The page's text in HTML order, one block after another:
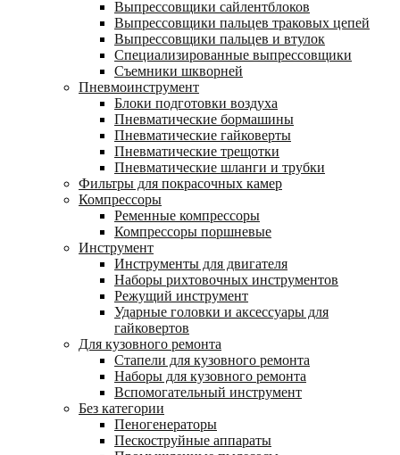
Выпрессовщики сайлентблоков
Выпрессовщики пальцев траковых цепей
Выпрессовщики пальцев и втулок
Специализированные выпрессовщики
Cъемники шкворней
Пневмоинструмент
Блоки подготовки воздуха
Пневматические бормашины
Пневматические гайковерты
Пневматические трещотки
Пневматические шланги и трубки
Фильтры для покрасочных камер
Компрессоры
Ременные компрессоры
Компрессоры поршневые
Инструмент
Инструменты для двигателя
Наборы рихтовочных инструментов
Режущий инструмент
Ударные головки и аксессуары для
гайковертов
Для кузовного ремонта
Стапели для кузовного ремонта
Наборы для кузовного ремонта
Вспомогательный инструмент
Без категории
Пеногенераторы
Пескоструйные аппараты